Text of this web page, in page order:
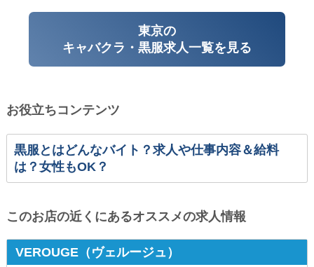
東京の
キャバクラ・黒服求人一覧を見る
お役立ちコンテンツ
黒服とはどんなバイト？求人や仕事内容＆給料
は？女性もOK？
このお店の近くにあるオススメの求人情報
VEROUGE（ヴェルージュ）